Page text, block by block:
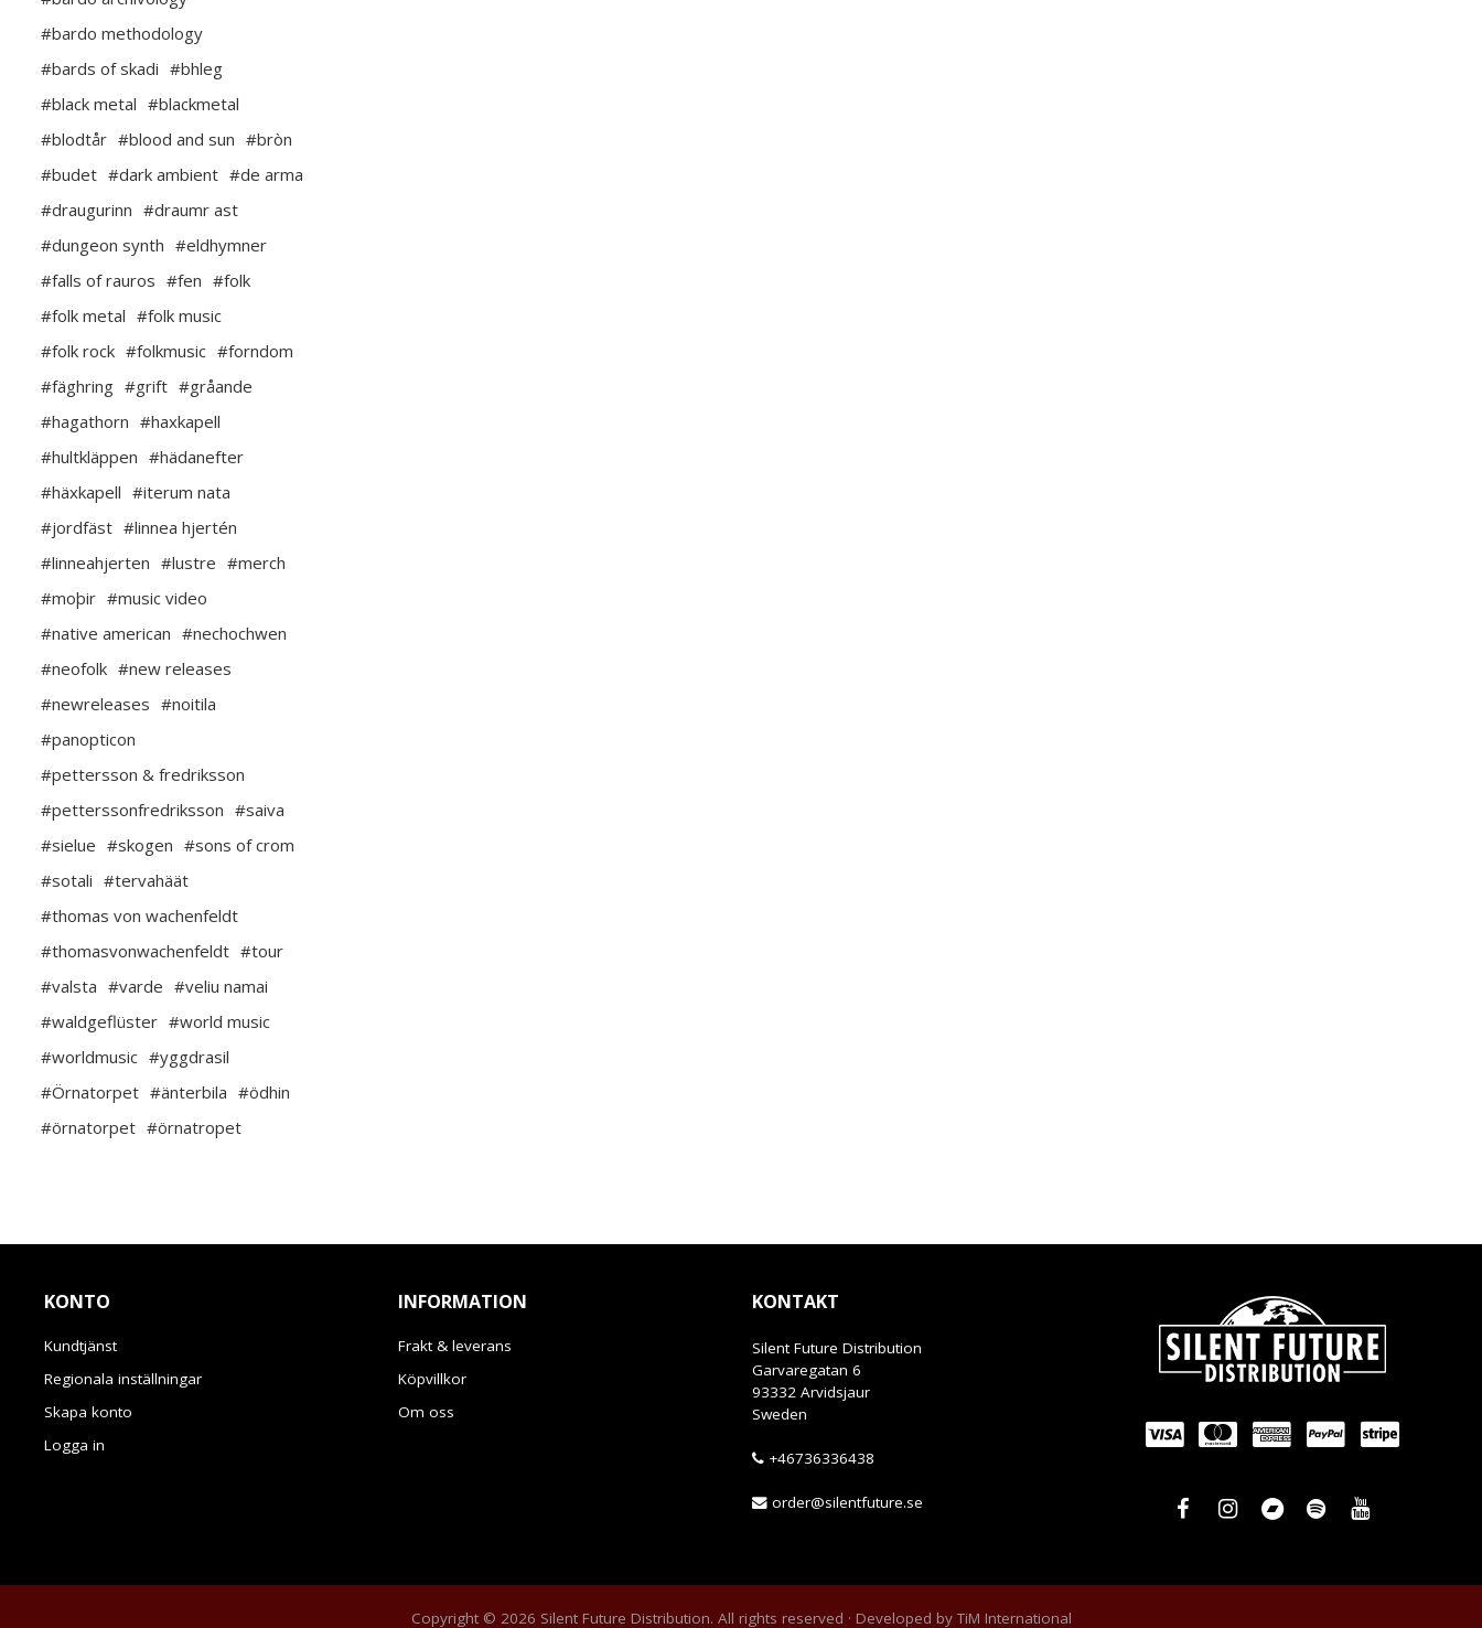
#bardo methodology
#bards of skadi #bhleg
#black metal #blackmetal
#blodtår #blood and sun #bròn
#budet #dark ambient #de arma
#draugurinn #draumr ast
#dungeon synth #eldhymner
#falls of rauros #fen #folk
#folk metal #folk music
#folk rock #folkmusic #forndom
#fäghring #grift #gråande
#hagathorn #haxkapell
#hultkläppen #hädanefter
#häxkapell #iterum nata
#jordfäst #linnea hjertén
#linneahjerten #lustre #merch
#moþir #music video
#native american #nechochwen
#neofolk #new releases
#newreleases #noitila
#panopticon
#pettersson & fredriksson
#petterssonfredriksson #saiva
#sielue #skogen #sons of crom
#sotali #tervahäät
#thomas von wachenfeldt
#thomasvonwachenfeldt #tour
#valsta #varde #veliu namai
#waldgeflüster #world music
#worldmusic #yggdrasil
#Örnatorpet #änterbila #ödhin
#örnatorpet #örnatropet
KONTO
Kundtjänst
Regionala inställningar
Skapa konto
Logga in
INFORMATION
Frakt & leverans
Köpvillkor
Om oss
KONTAKT
Silent Future Distribution
Garvaregatan 6
93332 Arvidsjaur
Sweden
+46736336438
order@silentfuture.se
Copyright © 2026 Silent Future Distribution. All rights reserved · Developed byTiM International